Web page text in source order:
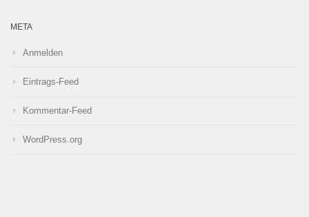
META
Anmelden
Eintrags-Feed
Kommentar-Feed
WordPress.org